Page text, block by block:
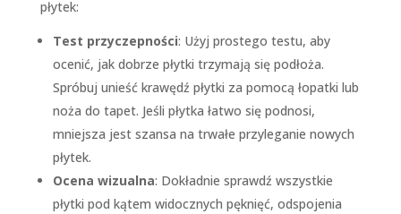
płytek:
Test przyczepności: Użyj prostego testu, aby
ocenić, jak dobrze płytki trzymają się podłoża.
Spróbuj unieść krawędź płytki za pomocą łopatki lub
noża do tapet. Jeśli płytka łatwo się podnosi,
mniejsza jest szansa na trwałe przyleganie nowych
płytek.
Ocena wizualna: Dokładnie sprawdź wszystkie
płytki pod kątem widocznych pęknięć, odspojenia